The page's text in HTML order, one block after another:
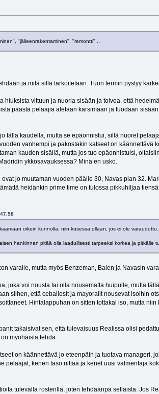
"jälleenrakentaminen", "remontti" ..
ja mitä sillä tarkoitetaan. Tuon termin pystyy
hiuksista vittuun ja nuoria sisään ja toivoa, että
päästä pelaajia aletaan karsimaan ja tuodaan
tällä kaudella, mutta se epäonnistui, sillä nuoret
vanhempi ja pakostakin katseet on käännettävä
kauden sisällä, mutta jos tuo epäonnistuisi,
ykkösavauksessa? Minä en usko.
jo muutaman vuoden päälle 30, Navas pian 32.
heidänkin prime time on tulossa pikkuhiljaa
oikein kunnolla, niin kusessa ollaan, jos ei ole varauduttu.
hankinnan pitää olla laadullisesti tarpeeksi korkea ja pitkälle
varalle, mutta myös Benzeman, Balen ja Navasin
joka voi nousta tai olla nousematta huipulle, mutta
siihen, että ceballosit ja mayoralit nousevat isoihin
Hintalappuhan on sitten tottakai iso, mutta
takaisivat sen, että tulevaisuus Realissa olisi
myöhäistä tehdä.
on käännettävä jo eteenpäin ja tuotava manageri,
pelaajat, kenen taso riittää ja kenet uusi valmentaja
tulevalla rosterilla, joten tehdäänpä sellaista. Jos